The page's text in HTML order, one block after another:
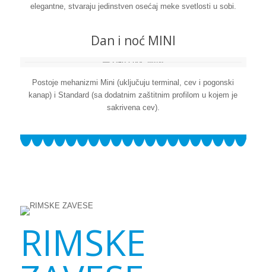
elegantne, stvaraju jedinstven osećaj meke svetlosti u sobi.
Dan i noć MINI
Postoje mehanizmi Mini (uključuju terminal, cev i pogonski
kanap) i Standard (sa dodatnim zaštitnim profilom u kojem je
sakrivena cev).
RIMSKE